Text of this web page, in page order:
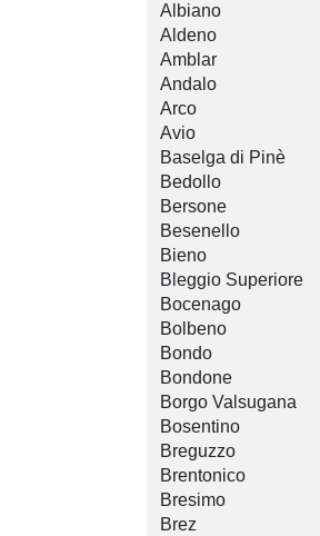
Albiano
Aldeno
Amblar
Andalo
Arco
Avio
Baselga di Pinè
Bedollo
Bersone
Besenello
Bieno
Bleggio Superiore
Bocenago
Bolbeno
Bondo
Bondone
Borgo Valsugana
Bosentino
Breguzzo
Brentonico
Bresimo
Brez